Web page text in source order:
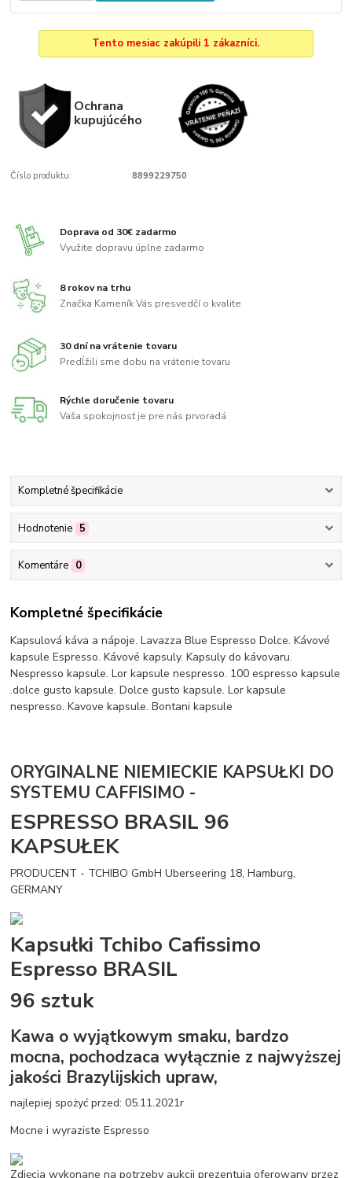
Tento mesiac zakúpili 1 zákazníci.
Ochrana
kupujúcého
Číslo produktu: 8899229750
Doprava od 30€ zadarmo
Využite dopravu úplne zadarmo
8 rokov na trhu
Značka Kameník Vás presvedčí o kvalite
30 dní na vrátenie tovaru
Predĺžili sme dobu na vrátenie tovaru
Rýchle doručenie tovaru
Vaša spokojnosť je pre nás prvoradá
Kompletné špecifikácie
Hodnotenie 5
Komentáre 0
Kompletné špecifikácie
Kapsulová káva a nápoje. Lavazza Blue Espresso Dolce. Kávové
kapsule Espresso. Kávové kapsuly. Kapsuly do kávovaru.
Nespresso kapsule. Lor kapsule nespresso. 100 espresso kapsule
.dolce gusto kapsule. Dolce gusto kapsule. Lor kapsule
nespresso. Kavove kapsule. Bontani kapsule
ORYGINALNE NIEMIECKIE KAPSUŁKI DO
SYSTEMU CAFFISIMO -
ESPRESSO BRASIL 96
KAPSUŁEK
PRODUCENT - TCHIBO GmbH Uberseering 18, Hamburg,
GERMANY
Kapsułki Tchibo Cafissimo
Espresso BRASIL
96 sztuk
Kawa o wyjątkowym smaku, bardzo
mocna, pochodzaca wyłącznie z najwyższej
jakości Brazylijskich upraw,
najlepiej spożyć przed: 05.11.2021r
Mocne i wyraziste Espresso
Zdjęcia wykonane na potrzeby aukcji prezentują oferowany przez